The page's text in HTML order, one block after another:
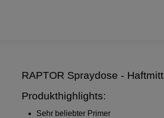
RAPTOR Spraydose -
Produkthighlights:
Sehr beliebter Primer